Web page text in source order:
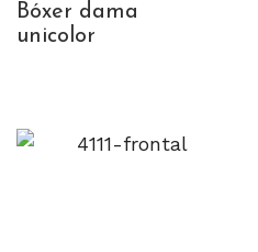
Bóxer dama
unicolor